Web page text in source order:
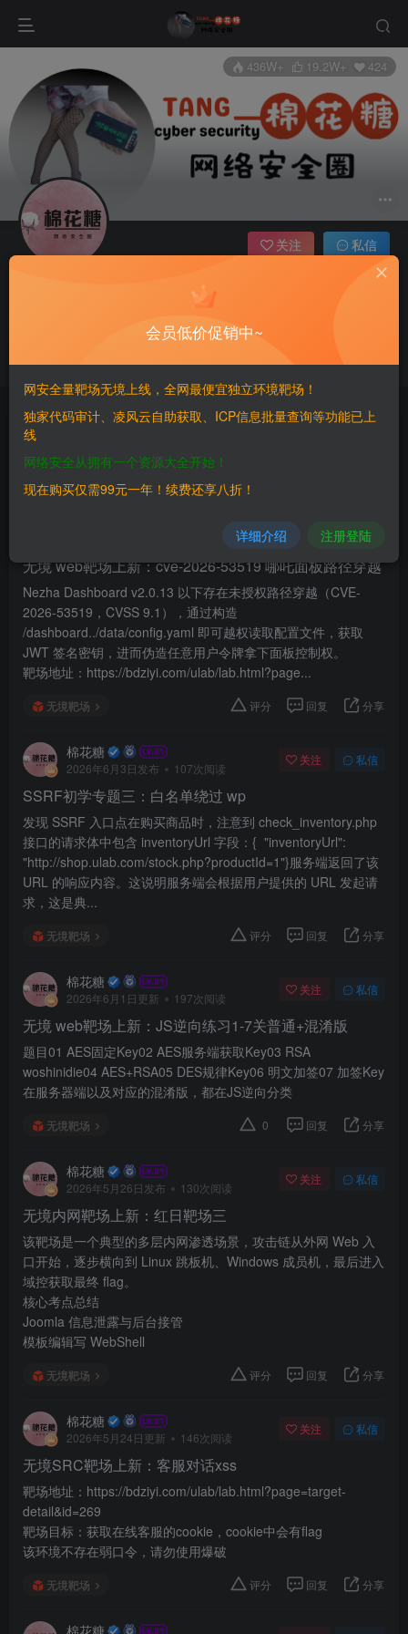
436W+ 19.2W+ 424
公众号: 棉花糖 fans
关注 私信
15428 商品 51 收藏0 板块15 帖子41 粉丝424
关注 私信
无境 web靶场上新：cve-2026-53519 哪吒面板路径穿越
Nezha Dashboard v2.0.13 以下存在未授权路径穿越（CVE-
2026-53519，CVSS 9.1），通过构造
/dashboard../data/config.yaml 即可越权读取配置文件，获取
JWT 签名密钥，进而伪造任意用户令牌拿下面板控制权。
靶场地址：https://bdziyi.com/ulab/lab.html?page...
无境靶场 评分 回复 分享
棉花糖
2026年6月3日发布 107次阅读
关注 私信
SSRF初学专题三：白名单绕过 wp
发现 SSRF 入口点在购买商品时，注意到 check_inventory.php
接口的请求体中包含 inventoryUrl 字段：{ "inventoryUrl":
"http://shop.ulab.com/stock.php?productId=1"}服务端返回了该
URL 的响应内容。这说明服务端会根据用户提供的 URL 发起请
求，这是典...
无境靶场 评分 回复 分享
棉花糖
2026年6月1日更新 197次阅读
关注 私信
无境 web靶场上新：JS逆向练习1-7关普通+混淆版
题目01 AES固定Key02 AES服务端获取Key03 RSA
woshinidie04 AES+RSA05 DES规律Key06 明文加签07 加签Key
在服务器端以及对应的混淆版，都在JS逆向分类
无境靶场 0 回复 分享
棉花糖
2026年5月26日发布 130次阅读
关注 私信
无境内网靶场上新：红日靶场三
该靶场是一个典型的多层内网渗透场景，攻击链从外网 Web 入
口开始，逐步横向到 Linux 跳板机、Windows 成员机，最后进入
域控获取最终 flag。
核心考点总结
Joomla 信息泄露与后台接管
模板编辑写 WebShell
无境靶场 评分 回复 分享
棉花糖
2026年5月24日更新 146次阅读
关注 私信
无境SRC靶场上新：客服对话xss
靶场地址：https://bdziyi.com/ulab/lab.html?page=target-
detail&id=269
靶场目标：获取在线客服的cookie，cookie中会有flag
该环境不存在弱口令，请勿使用爆破
无境靶场 评分 回复 分享
会员低价促销中~
网安全量靶场无境上线，全网最便宜独立环境靶场！
独家代码审计、凌风云自助获取、ICP信息批量查询等功能已上
线
网络安全从拥有一个资源大全开始！
现在购买仅需99元一年！续费还享八折！
详细介绍 注册登陆